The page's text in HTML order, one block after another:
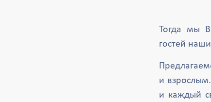
Тогда мы
гостей
и
и каждый